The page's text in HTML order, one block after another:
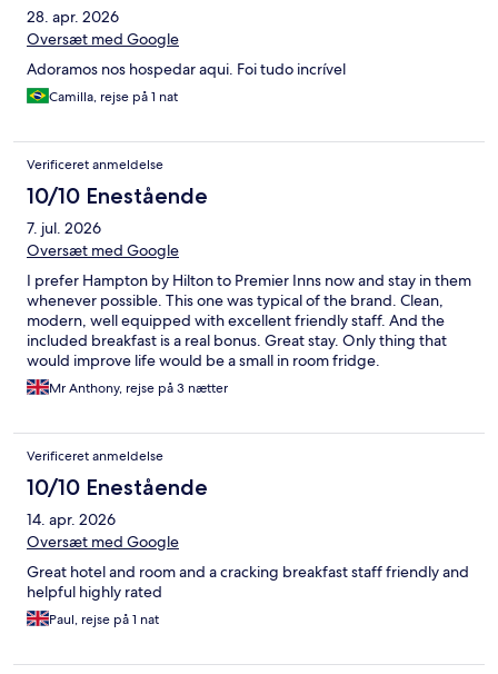
28. apr. 2026
Oversæt med Google
Adoramos nos hospedar aqui. Foi tudo incrível
Camilla, rejse på 1 nat
Verificeret anmeldelse
10/10 Enestående
7. jul. 2026
Oversæt med Google
I prefer Hampton by Hilton to Premier Inns now and stay in them
whenever possible. This one was typical of the brand. Clean,
modern, well equipped with excellent friendly staff. And the
included breakfast is a real bonus. Great stay. Only thing that
would improve life would be a small in room fridge.
Mr Anthony, rejse på 3 nætter
Verificeret anmeldelse
10/10 Enestående
14. apr. 2026
Oversæt med Google
Great hotel and room and a cracking breakfast staff friendly and
helpful highly rated
Paul, rejse på 1 nat